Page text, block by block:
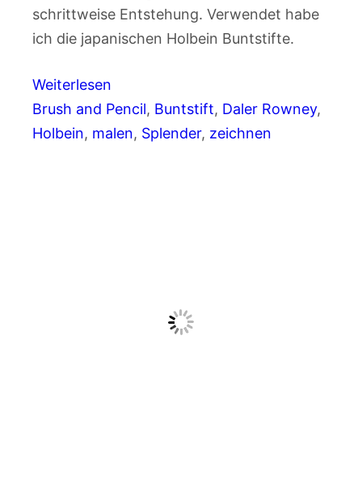
schrittweise Entstehung. Verwendet habe
ich die japanischen Holbein Buntstifte.
Weiterlesen
Brush and Pencil, Buntstift, Daler Rowney
Holbein, malen, Splender, zeichnen